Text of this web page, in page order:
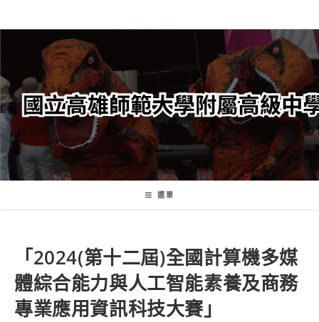
轉
要
內
容
選單
「2024(第十二屆)全國計算機多媒
體綜合能力與人工智能素養及商務
專業應用資訊科技大賽」